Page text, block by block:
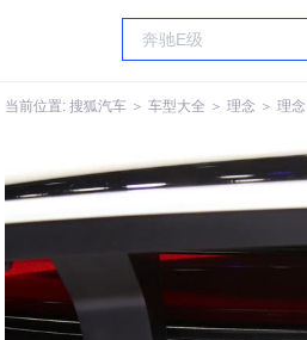
当前位置: 搜狐汽车 ＞ 车型大全 ＞ 理念 ＞ 理念